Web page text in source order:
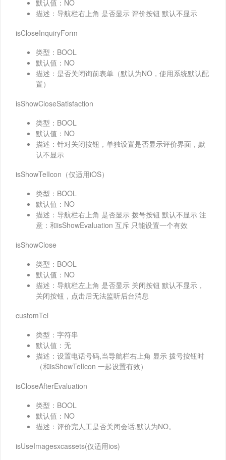
默认值：NO
描述：导航栏右上角 是否显示 评价按钮 默认不显示
isCloseInquiryForm
类型：BOOL
默认值：NO
描述：是否关闭询前表单（默认为NO，使用系统默认配
置）
isShowCloseSatisfaction
类型：BOOL
默认值：NO
描述：针对关闭按钮，单独设置是否显示评价界面，默
认不显示
isShowTelIcon（仅适用iOS）
类型：BOOL
默认值：NO
描述：导航栏右上角 是否显示 拨号按钮 默认不显示 注
意：和isShowEvaluation 互斥 只能设置一个有效
isShowClose
类型：BOOL
默认值：NO
描述：导航栏左上角 是否显示 关闭按钮 默认不显示，
关闭按钮，点击后无法监听后台消息
customTel
类型：字符串
默认值：无
描述：设置电话号码,当导航栏右上角 显示 拨号按钮时
（和isShowTelIcon 一起设置有效）
isCloseAfterEvaluation
类型：BOOL
默认值：NO
描述：评价完人工是否关闭会话,默认为NO。
isUseImagesxcassets(仅适用ios)